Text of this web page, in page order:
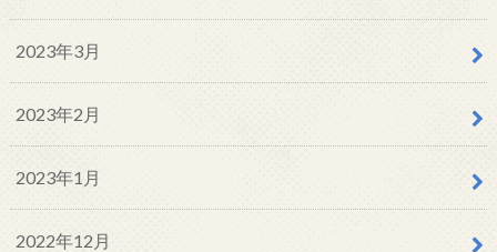
2023年3月
2023年2月
2023年1月
2022年12月